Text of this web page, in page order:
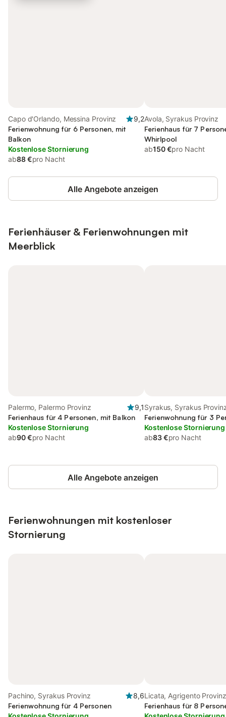
Capo d'Orlando, Messina Provinz
9,2
Ferienwohnung für 6 Personen, mit
Balkon
Kostenlose Stornierung
ab88 €pro Nacht
Avola, Syrakus Provinz
Ferienhaus für 7
Whirlpool
ab150 €pro Nacht
Alle Angebote anzeigen
Ferienhäuser & Ferienwohnungen mit
Meerblick
Palermo, Palermo Provinz
9,1
Ferienhaus für 4 Personen, mit Balkon
Kostenlose Stornierung
ab90 €pro Nacht
Syrakus, Syrakus
Ferienwohnung für 3
Kostenlose Stornierung
ab83 €pro Nacht
Alle Angebote anzeigen
Ferienwohnungen mit kostenloser
Stornierung
Pachino, Syrakus Provinz
8,6
Ferienwohnung für 4 Personen
Licata, Agrigento Provinz
Ferienhaus für 8